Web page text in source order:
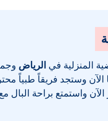
المنزلية في الرياض
وستجد فريقاً طبياً
الآن واستمتع براحة البال